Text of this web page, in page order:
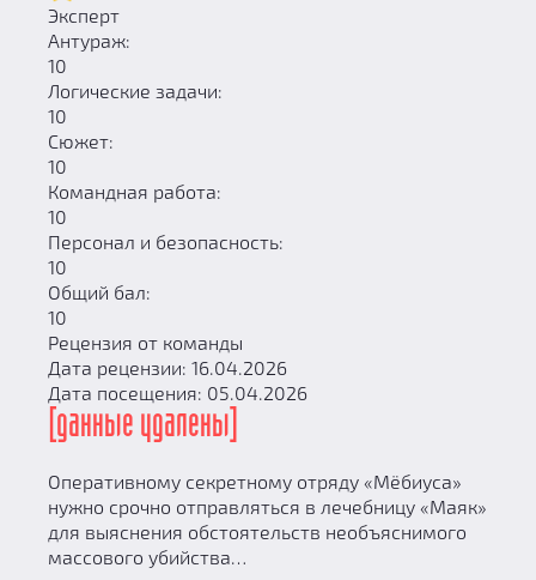
Эксперт
Антураж:
10
Логические задачи:
10
Сюжет:
10
Командная работа:
10
Персонал и безопасность:
10
Общий бал:
10
Рецензия от команды
Дата рецензии: 16.04.2026
Дата посещения: 05.04.2026
[данные удалены]
Оперативному секретному отряду «Мёбиуса»
нужно срочно отправляться в лечебницу «Маяк»
для выяснения обстоятельств необъяснимого
массового убийства…